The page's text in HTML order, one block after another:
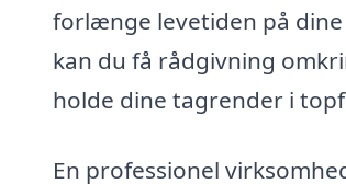
forlænge levetiden på
kan du få rådgivning
holde dine tagrender i
En professionel